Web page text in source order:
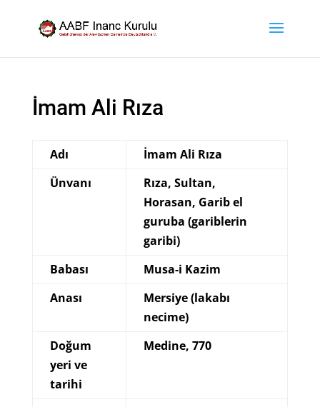
İmam Ali Rıza
Adı
İmam Ali Rıza
Ünvanı
Rıza, Sultan,
Horasan, Garib el
guruba (gariblerin
garibi)
Babası
Musa-i Kazim
Anası
Mersiye (lakabı
necime)
Doğum
yeri ve
tarihi
Medine, 770